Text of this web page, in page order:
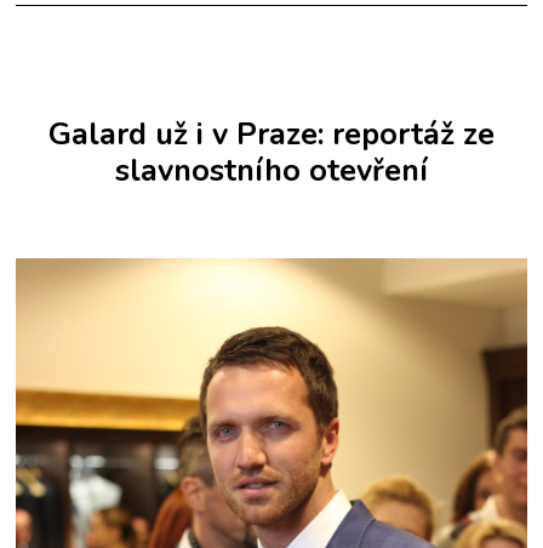
Galard už i v Praze: reportáž ze
slavnostního otevření